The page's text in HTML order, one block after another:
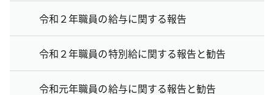
令和２年職員の給与に関する報告
令和２年職員の特別給に関する報告と勧告
令和元年職員の給与に関する報告と勧告